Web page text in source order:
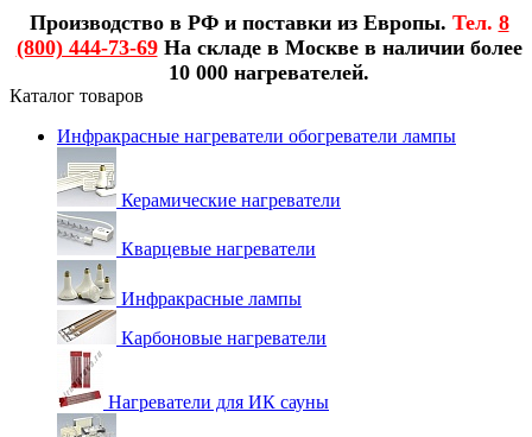
Производство в РФ и поставки из Европы. Тел. 8
(800) 444-73-69На складе в Москве в наличии более
10 000 нагревателей.
Каталог товаров
Инфракрасные нагреватели обогреватели лампы
Керамические нагреватели
Кварцевые нагреватели
Инфракрасные лампы
Карбоновые нагреватели
Нагреватели для ИК сауны